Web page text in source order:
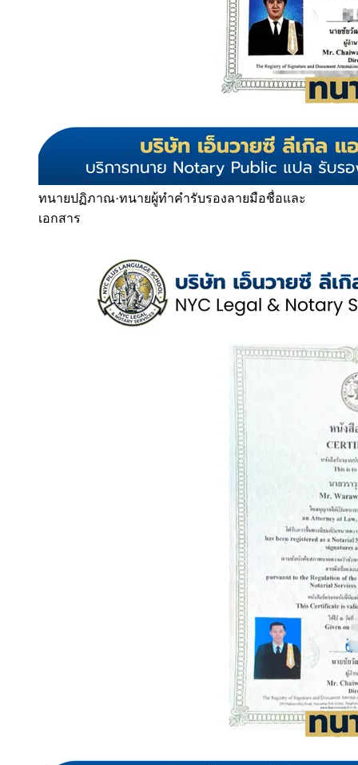
ทนายปฏิภาณ·ทนายผู้ทำคำรับรองลายมือชื่อและ
เอกสาร